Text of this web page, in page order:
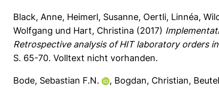
Black, Anne, Heimerl, Susanne, Oertli, Linnéa,
Wolfgang und Hart, Christina (2017)
Retrospective analysis of HIT laboratory orders
S. 65-70. Volltext nicht vorhanden.
Bode, Sebastian F.N. , Bogdan, Christian,